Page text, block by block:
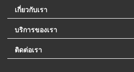
เกี่ยวกับเรา
บริการของเรา
ติดต่อเรา